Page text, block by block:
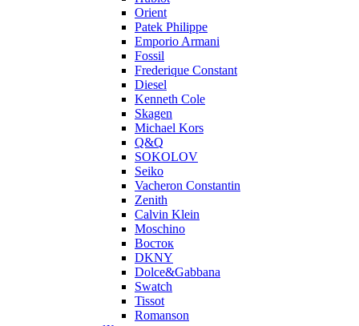
Orient
Patek Philippe
Emporio Armani
Fossil
Frederique Constant
Diesel
Kenneth Cole
Skagen
Michael Kors
Q&Q
SOKOLOV
Seiko
Vacheron Constantin
Zenith
Calvin Klein
Moschino
Восток
DKNY
Dolce&Gabbana
Swatch
Tissot
Romanson